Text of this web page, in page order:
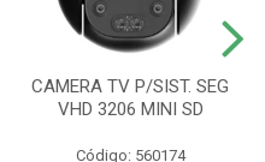
CAMERA TV P/SIST. SEG
VHD 3206 MINI SD
Código: 560174